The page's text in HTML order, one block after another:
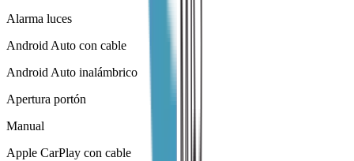
Alarma luces
Android Auto con cable
Android Auto inalámbrico
Apertura portón
Manual
Apple CarPlay con cable